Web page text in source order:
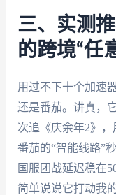
三、实测
的跨境“任
用过不下十个加速
还是番茄。讲真，
次追《庆余年2》
番茄的“智能线路”
国服团战延迟稳在
简单说说它打动我